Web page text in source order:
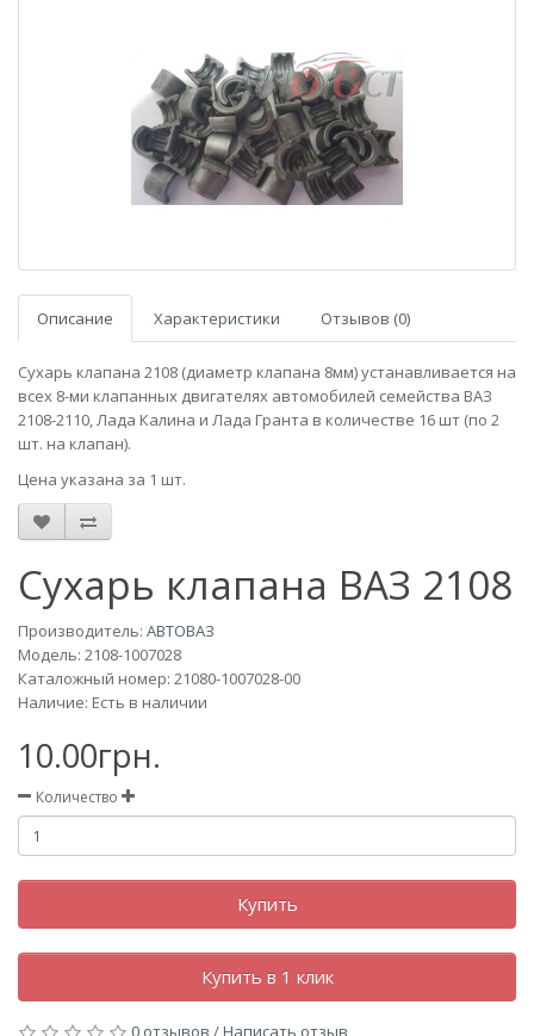
Описание Характеристики Отзывов (0)
Сухарь клапана 2108 (диаметр клапана 8мм) устанавливается на
всех 8-ми клапанных двигателях автомобилей семейства ВАЗ
2108-2110, Лада Калина и Лада Гранта в количестве 16 шт (по 2
шт. на клапан).
Цена указана за 1 шт.
Сухарь клапана ВАЗ 2108
Производитель: АВТОВАЗ
Модель: 2108-1007028
Каталожный номер: 21080-1007028-00
Наличие: Есть в наличии
10.00грн.
Количество
Купить
Купить в 1 клик
0 отзывов /Написать отзыв